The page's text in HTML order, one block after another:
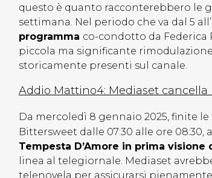
questo è quanto racconterebbero le
settimana. Nel periodo che va dal 5
programma co-condotto da
piccola ma significante
storicamente presenti sul canale.
Addio Mattino4: Mediaset cancella
Da mercoledì 8 gennaio 2025, finite
Bittersweet dalle 07:30 alle ore 08:30,
Tempesta D’Amore in prima visione
linea al telegiornale. Mediaset
telenovela per assicurarsi pienamente